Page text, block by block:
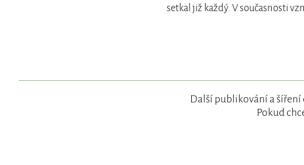
setkal již každý. V současnosti
Další publikování a šíření
Pokud